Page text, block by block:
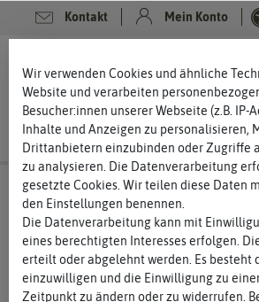
Kontakt Mein Konto
Glasstrohhalme
Die Alternative aus Glas
Seit Juli 2021 gilt das Strohhalm Verbot in
EU. Wir freuen uns sehr über diesen
Umwelt zu schützen. Auf unseren
Filter
Wir verwenden Cookies und ähnliche
Website und verarbeiten
Besucher:innen unserer Webseite (z.B. IP-
Inhalte und Anzeigen zu personalisieren,
Drittanbietern einzubinden oder Zugriffe
zu analysieren. Die Datenverarbeitung
gesetzte Cookies. Wir teilen diese Daten
den Einstellungen benennen.
Die Datenverarbeitung kann mit
eines berechtigten Interesses erfolgen.
erteilt oder abgelehnt werden. Es besteht
einzuwilligen und die Einwilligung zu
Zeitpunkt zu ändern oder zu widerrufen.